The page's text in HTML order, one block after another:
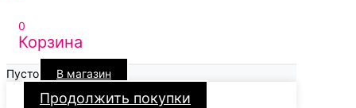
0
Корзина
Пусто В магазин
Продолжить покупки